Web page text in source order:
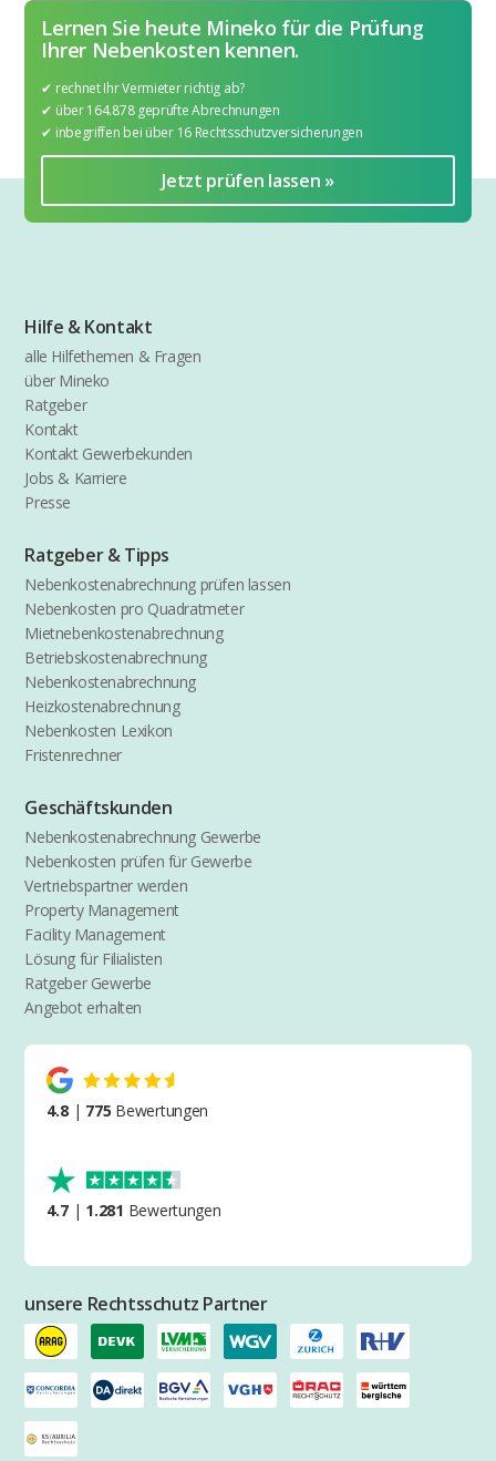
lassen, gibt mir einfach das gute Gefühl, dass alles
seine Ordnung hat und berechtigt ist. Danke und im
Lernen Sie heute Mineko für die Prüfung
Ihrer Nebenkosten kennen.
✔︎ rechnet Ihr Vermieter richtig ab?
✔︎ über 164.878 geprüfte Abrechnungen
✔︎ inbegriffen bei über 16 Rechtsschutzversicherungen
Jetzt prüfen lassen »
Hilfe & Kontakt
alle Hilfethemen & Fragen
über Mineko
Ratgeber
Kontakt
Kontakt Gewerbekunden
Jobs & Karriere
Presse
Ratgeber & Tipps
Nebenkostenabrechnung prüfen lassen
Nebenkosten pro Quadratmeter
Mietnebenkostenabrechnung
Betriebskostenabrechnung
Nebenkostenabrechnung
Heizkostenabrechnung
Nebenkosten Lexikon
Fristenrechner
Geschäftskunden
Nebenkostenabrechnung Gewerbe
Nebenkosten prüfen für Gewerbe
Vertriebspartner werden
Property Management
Facility Management
Lösung für Filialisten
Ratgeber Gewerbe
Angebot erhalten
4.8 | 775 Bewertungen
4.7 | 1.281 Bewertungen
unsere Rechtsschutz Partner